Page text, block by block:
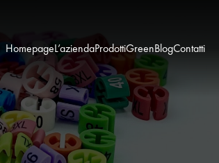
HomepageL’aziendaProdottiGreenBlogContatti